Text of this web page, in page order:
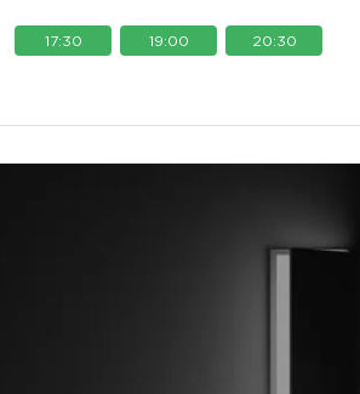
17:30 19:00 20:30